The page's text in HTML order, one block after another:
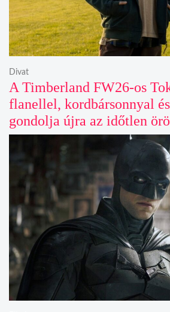
A Timberland FW26-os
flanellel, kordbársonnyal
gondolja újra az időtlen
Divat